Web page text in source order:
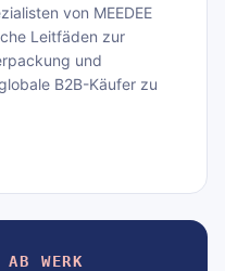
von MEEDEE
Leitfäden zur
und
B2B-Käufer zu
WERK